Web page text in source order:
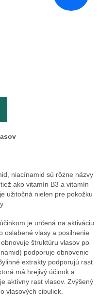
niacínamid sú rôzne názvy
ako vitamín B3 a vitamín
užitočná nielen pre pokožku
je určená na aktiváciu
oslabené vlasy a posilnenie
štruktúru vlasov po
podporuje obnovenie
extrakty podporujú rast
má hrejivý účinok a
aktívny rast vlasov. Zvýšený
vlasových cibuliek.